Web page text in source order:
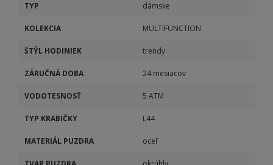
TYP dámske
KOLEKCIA MULTIFUNCTION
ŠTÝL HODINIEK trendy
ZÁRUČNÁ DOBA 24 mesiacov
VODOTESNOSŤ 5 ATM
TYP KRABIČKY L44
MATERIÁL PUZDRA oceľ